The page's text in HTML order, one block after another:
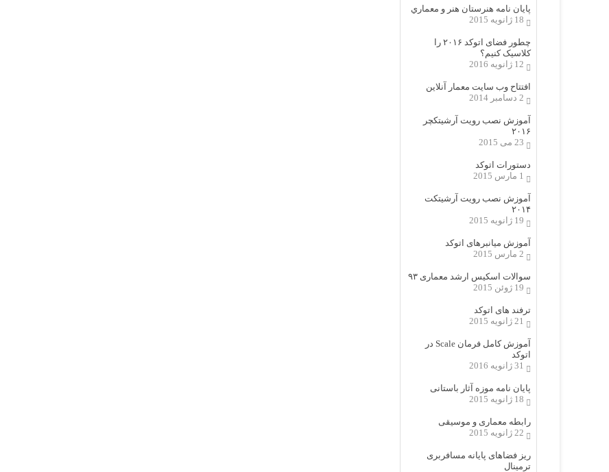
پایان نامه هنرستان هنر و معماري
18 ژانویه 2015
چطور فضای اتوکد ۲۰۱۶ را
کلاسیک کنیم؟
12 ژانویه 2016
افتتاح وب سایت معمار آنلاین
2 دسامبر 2014
آموزش نصب رویت آرشیتکچر
۲۰۱۶
23 می 2015
دستورات اتوکد
1 مارس 2015
آموزش نصب رویت آرشیتکت
۲۰۱۴
19 ژانویه 2015
آموزش میانبرهای اتوکد
2 مارس 2015
سوالات اسکیس ارشد معماری ۹۳
19 ژوئن 2015
ترفند های اتوکد
21 ژانویه 2015
آموزش کامل فرمان Scale در
اتوکد
31 ژانویه 2016
پایان نامه موزه آثار باستانی
18 ژانویه 2015
رابطه معماری و موسیقی
22 ژانویه 2015
ریز فضاهای پایانه مسافربری
ترمینال